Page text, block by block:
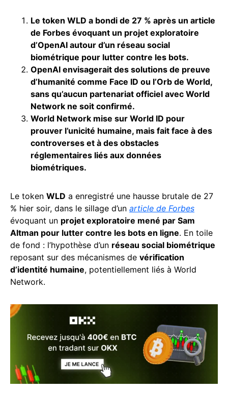
Le token WLD a bondi de 27 % après un article
de Forbes évoquant un projet exploratoire
d’OpenAI autour d’un réseau social
biométrique pour lutter contre les bots.
OpenAI envisagerait des solutions de preuve
d’humanité comme Face ID ou l’Orb de World,
sans qu’aucun partenariat officiel avec World
Network ne soit confirmé.
World Network mise sur World ID pour
prouver l’unicité humaine, mais fait face à des
controverses et à des obstacles
réglementaires liés aux données
biométriques.
Le token WLD a enregistré une hausse brutale de 27
% hier soir, dans le sillage d’un article de Forbes
évoquant un projet exploratoire mené par Sam
Altman pour lutter contre les bots en ligne. En toile
de fond : l’hypothèse d’un réseau social biométrique
reposant sur des mécanismes de vérification
d’identité humaine, potentiellement liés à World
Network.